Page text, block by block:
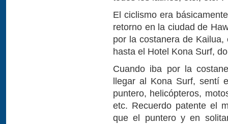
El ciclismo era
retorno en la ciudad de
por la costanera de
hasta el Hotel Kona Surf,
Cuando iba por la
llegar al Kona Surf, sentí
puntero, helicópteros,
etc. Recuerdo patente el
que el puntero y en